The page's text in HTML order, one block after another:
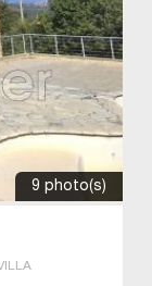
9 photo(s)